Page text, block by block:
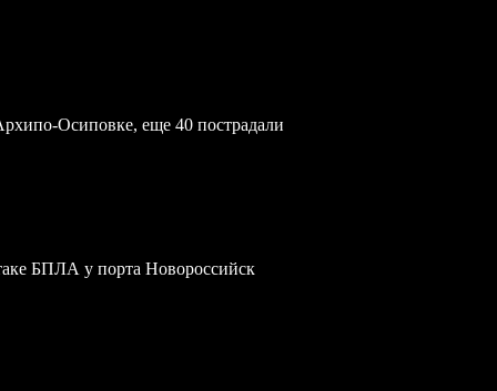
Осиповке, еще 40 пострадали
БПЛА у порта Новороссийск